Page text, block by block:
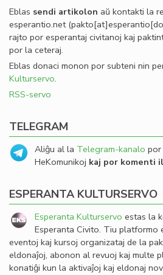
Eblas sendi artikolon aŭ kontakti la
esperantio.net
rajto por esperantaj civitanoj kaj
por la ceteraj.
Eblas donaci monon por subteni nin
Kulturservo.
RSS-servo
TELEGRAM
Aliĝu al la Telegram-kanalo por
HeKomunikoj kaj por komenti
ESPERANTA KULTURSERVO
Esperanta Kulturservo estas la
Esperanta Civito. Tiu platformo
eventoj kaj kursoj organizataj de la
eldonaĵoj, abonon al revuoj kaj multe
konatiĝi kun la aktivaĵoj kaj eldonaj